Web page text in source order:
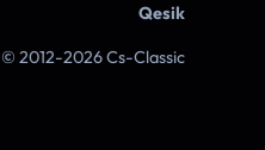
Qesik
© 2012-2026 Cs-Classic